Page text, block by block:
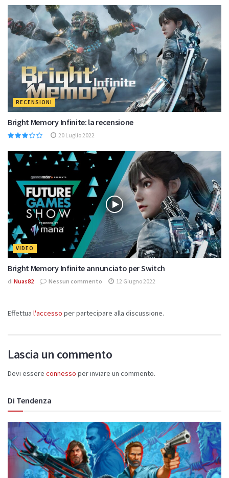
RECENSIONI
Bright Memory Infinite: la recensione
20 Luglio 2022
VIDEO
Bright Memory Infinite annunciato per Switch
di Nuas82 Nessun commento 12 Giugno 2022
Effettua l'accesso per partecipare alla discussione.
Lascia un commento
Devi essere connesso per inviare un commento.
Di Tendenza